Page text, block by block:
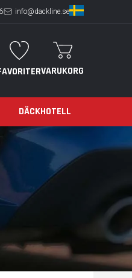
info@dackline.se
VARUKORG
DÄCKHOTELL